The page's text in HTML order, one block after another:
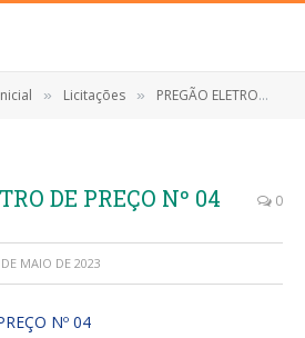
» Licitações » PREGÃO ELETRONICO Nº 038/2022 (CONTRATAÇÃO DE EMPRESA ESPECIALIZADA PARA O FORNECIMENTO DE MATERIAIS DE LIMPEZA E HIGIENE PESSOAL PARA ATENDER AS NECESSIDADES, DA SECRETARIA MUNICIPAL DE EDUCAÇÃO DO MUNICÍPIO DE ANAPURUS/MA)
DE PREÇO Nº 04 0
MAIO DE 2023
Nº 04